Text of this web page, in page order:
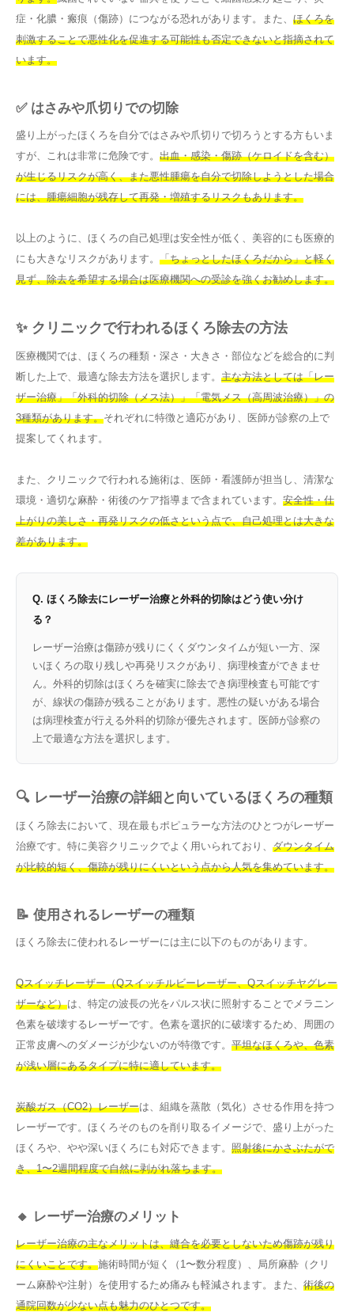
症・化膿・瘢痕（傷跡）につながる恐れがあります。また、 ほくろを
刺激することで悪性化を促進する可能性も否定できないと指摘されて
います。
✅ はさみや爪切りでの切除
盛り上がったほくろを自分ではさみや爪切りで切ろうとする方もいま
すが、これは非常に危険です。 出血・感染・傷跡（ケロイドを含む）
が生じるリスクが高く、また悪性腫瘍を自分で切除しようとした場合
には、腫瘍細胞が残存して再発・増殖するリスクもあります。
以上のように、ほくろの自己処理は安全性が低く、美容的にも医療的
にも大きなリスクがあります。 「ちょっとしたほくろだから」と軽く
見ず、除去を希望する場合は医療機関への受診を強くお勧めします。
✨ クリニックで行われるほくろ除去の方法
医療機関では、ほくろの種類・深さ・大きさ・部位などを総合的に判
断した上で、最適な除去方法を選択します。 主な方法としては「レー
ザー治療」「外科的切除（メス法）」「電気メス（高周波治療）」の
3種類があります。それぞれに特徴と適応があり、医師が診察の上で
提案してくれます。
また、クリニックで行われる施術は、医師・看護師が担当し、清潔な
環境・適切な麻酔・術後のケア指導まで含まれています。 安全性・仕
上がりの美しさ・再発リスクの低さという点で、自己処理とは大きな
差があります。
Q. ほくろ除去にレーザー治療と外科的切除はどう使い分け
る？
レーザー治療は傷跡が残りにくくダウンタイムが短い一方、深
いほくろの取り残しや再発リスクがあり、病理検査ができませ
ん。外科的切除はほくろを確実に除去でき病理検査も可能です
が、線状の傷跡が残ることがあります。悪性の疑いがある場合
は病理検査が行える外科的切除が優先されます。医師が診察の
上で最適な方法を選択します。
🔍 レーザー治療の詳細と向いているほくろの種類
ほくろ除去において、現在最もポピュラーな方法のひとつがレーザー
治療です。特に美容クリニックでよく用いられており、 ダウンタイム
が比較的短く、傷跡が残りにくいという点から人気を集めています。
📝 使用されるレーザーの種類
ほくろ除去に使われるレーザーには主に以下のものがあります。
Qスイッチレーザー（Qスイッチルビーレーザー、Qスイッチヤグレー
ザーなど）は、特定の波長の光をパルス状に照射することでメラニン
色素を破壊するレーザーです。色素を選択的に破壊するため、周囲の
正常皮膚へのダメージが少ないのが特徴です。 平坦なほくろや、色素
が浅い層にあるタイプに特に適しています。
炭酸ガス（CO2）レーザーは、組織を蒸散（気化）させる作用を持つ
レーザーです。ほくろそのものを削り取るイメージで、盛り上がった
ほくろや、やや深いほくろにも対応できます。 照射後にかさぶたがで
き、1〜2週間程度で自然に剥がれ落ちます。
🔸 レーザー治療のメリット
レーザー治療の主なメリットは、縫合を必要としないため傷跡が残り
にくいことです。施術時間が短く（1〜数分程度）、局所麻酔（クリ
ーム麻酔や注射）を使用するため痛みも軽減されます。また、 術後の
通院回数が少ない点も魅力のひとつです。